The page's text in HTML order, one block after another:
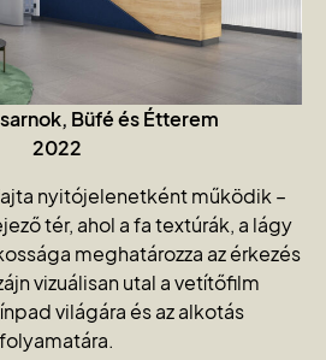
Büfé és Étterem
2022
nyitójelenetként működik –
tér, ahol a fa textúrák, a lágy
meghatározza az érkezés
vizuálisan utal a vetítőfilm
világára és az alkotás
folyamatára.